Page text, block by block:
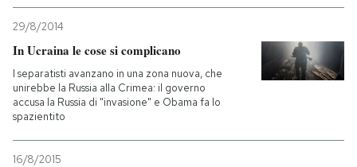
SHOP
CALENDARIO
AREA PERSONALE
Entra
29/8/2014
In Ucraina le cose si complicano
I separatisti avanzano in una zona nuova, che
unirebbe la Russia alla Crimea: il governo
accusa la Russia di "invasione" e Obama fa lo
spazientito
16/8/2015